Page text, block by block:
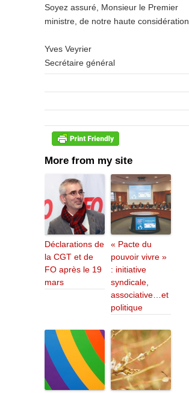
Soyez assuré, Monsieur le Premier
ministre, de notre haute considération.
Yves Veyrier
Secrétaire général
More from my site
Déclarations de
la CGT et de
FO après le 19
mars
« Pacte du
pouvoir vivre »
: initiative
syndicale,
associative…et
politique